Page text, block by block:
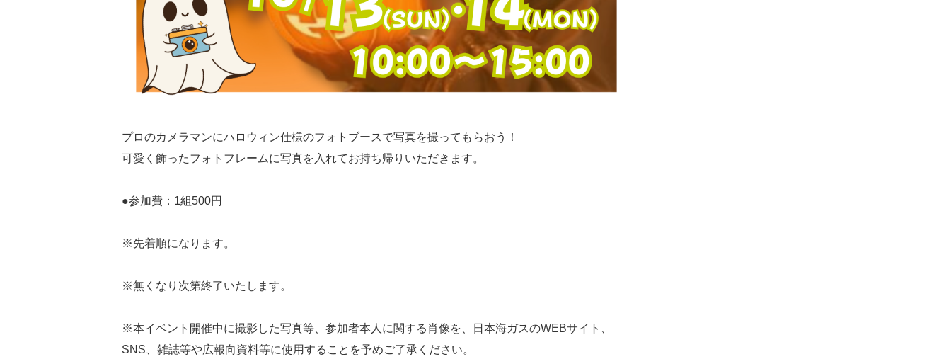
プロのカメラマンにハロウィン仕様のフォトブースで写真を撮ってもらおう！
可愛く飾ったフォトフレームに写真を入れてお持ち帰りいただきます。
●参加費：1組500円
※先着順になります。
※無くなり次第終了いたします。
※本イベント開催中に撮影した写真等、参加者本人に関する肖像を、日本海ガスのWEBサイト、
SNS、雑誌等や広報向資料等に使用することを予めご了承ください。